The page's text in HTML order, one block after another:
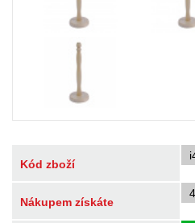
Kód zboží
Nákupem získáte